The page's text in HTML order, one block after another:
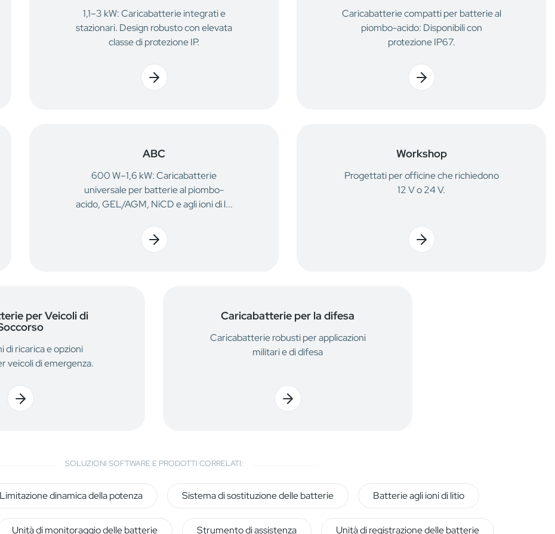
1,1–3 kW: Caricabatterie integrati e
stazionari. Design robusto con elevata
classe di protezione IP.
Caricabatterie compatti per batterie al
piombo-acido: Disponibili con
protezione IP67.
ABC
600 W–1,6 kW: Caricabatterie
universale per batterie al piombo-
acido, GEL/AGM, NiCD e agli ioni di l...
Workshop
Progettati per officine che richiedono
12 V o 24 V.
per Veicoli di
di ricarica e opzioni
veicoli di emergenza.
Caricabatterie per la difesa
Caricabatterie robusti per applicazioni
militari e di difesa
SOLUZIONI SOFTWARE E PRODOTTI CORRELATI:
Limitazione dinamica della potenza Sistema di sostituzione delle batterie Batterie agli ioni di litio
Unità di monitoraggio delle batterie Strumento di assistenza Unità di registrazione delle batterie